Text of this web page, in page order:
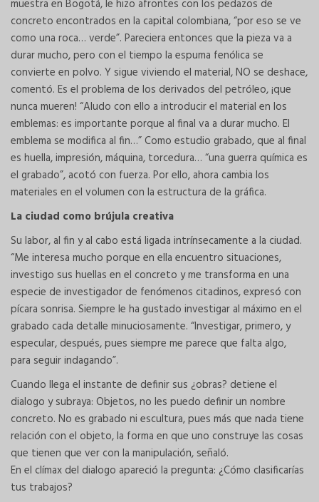
muestra en Bogotá, le hizo afrontes con los pedazos de
concreto encontrados en la capital colombiana, “por eso se ve
como una roca… verde”. Pareciera entonces que la pieza va a
durar mucho, pero con el tiempo la espuma fenólica se
convierte en polvo. Y sigue viviendo el material, NO se deshace,
comentó. Es el problema de los derivados del petróleo, ¡que
nunca mueren! “Aludo con ello a introducir el material en los
emblemas: es importante porque al final va a durar mucho. El
emblema se modifica al fin…” Como estudio grabado, que al final
es huella, impresión, máquina, torcedura… “una guerra química es
el grabado”, acotó con fuerza. Por ello, ahora cambia los
materiales en el volumen con la estructura de la gráfica.
La ciudad como brújula creativa
Su labor, al fin y al cabo está ligada intrínsecamente a la ciudad.
“Me interesa mucho porque en ella encuentro situaciones,
investigo sus huellas en el concreto y me transforma en una
especie de investigador de fenómenos citadinos, expresó con
pícara sonrisa. Siempre le ha gustado investigar al máximo en el
grabado cada detalle minuciosamente. “Investigar, primero, y
especular, después, pues siempre me parece que falta algo,
para seguir indagando”.
Cuando llega el instante de definir sus ¿obras? detiene el
dialogo y subraya: Objetos, no les puedo definir un nombre
concreto. No es grabado ni escultura, pues más que nada tiene
relación con el objeto, la forma en que uno construye las cosas
que tienen que ver con la manipulación, señaló.
En el clímax del dialogo apareció la pregunta: ¿Cómo clasificarías
tus trabajos?